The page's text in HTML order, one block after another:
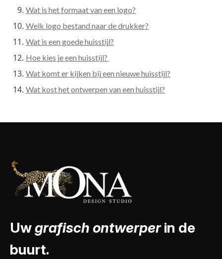
Wat is het formaat van een logo?
Welk logo bestand naar de drukker?
Wat is een goede huisstijl?
Hoe kies je een huisstijl?
Wat komt er kijken bij een nieuwe huisstijl?
Wat kost het ontwerpen van een huisstijl?
Uwgrafisch ontwerperin de
buurt.